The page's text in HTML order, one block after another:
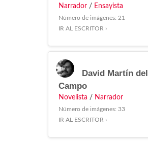
Narrador / Ensayista
Número de imágenes: 21
IR AL ESCRITOR ›
David Martín del
Campo
Novelista / Narrador
Número de imágenes: 33
IR AL ESCRITOR ›